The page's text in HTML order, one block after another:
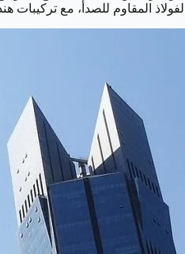
المقاوم للصدأ، مع تركيبات